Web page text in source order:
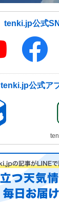
tenki.jp公式
tenki.jp公式ア